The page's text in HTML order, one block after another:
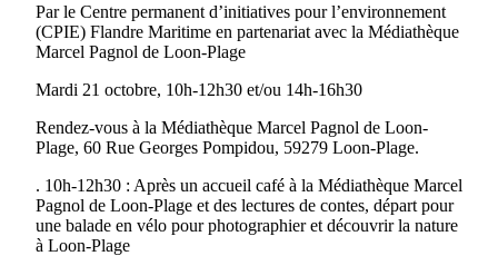
Par le Centre permanent d’initiatives pour l’environnement
(CPIE) Flandre Maritime en partenariat avec la Médiathèque
Marcel Pagnol de Loon-Plage
Mardi 21 octobre, 10h-12h30 et/ou 14h-16h30
Rendez-vous à la Médiathèque Marcel Pagnol de Loon-
Plage, 60 Rue Georges Pompidou, 59279 Loon-Plage.
. 10h-12h30 : Après un accueil café à la Médiathèque Marcel
Pagnol de Loon-Plage et des lectures de contes, départ pour
une balade en vélo pour photographier et découvrir la nature
à Loon-Plage